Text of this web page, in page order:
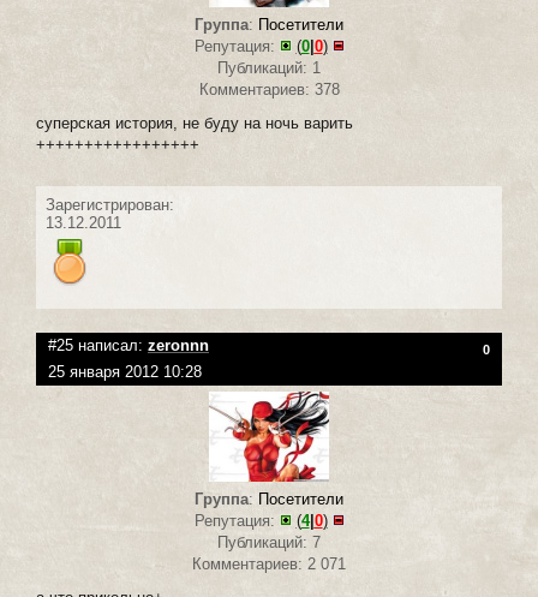
Группа: Посетители
Репутация:
(0| 0)
Публикаций: 1
Комментариев: 378
суперская история, не буду на ночь варить
+++++++++++++++++
Зарегистрирован:
13.12.2011
#25 написал: zeronnn 0
25 января 2012 10:28
Группа: Посетители
Репутация:
(4| 0)
Публикаций: 7
Комментариев: 2 071